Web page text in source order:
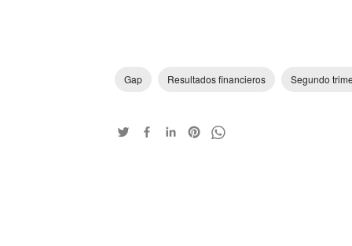
Gap Resultados financieros Segundo